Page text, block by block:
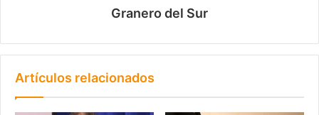
Granero del Sur
Artículos relacionados